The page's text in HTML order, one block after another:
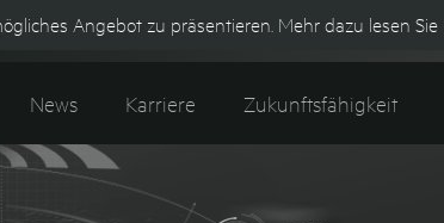
Kontakt Tipes 600+ Webshop
News Karriere Zukunftsfähigkeit
Angebot zu präsentieren. Mehr dazu lesen